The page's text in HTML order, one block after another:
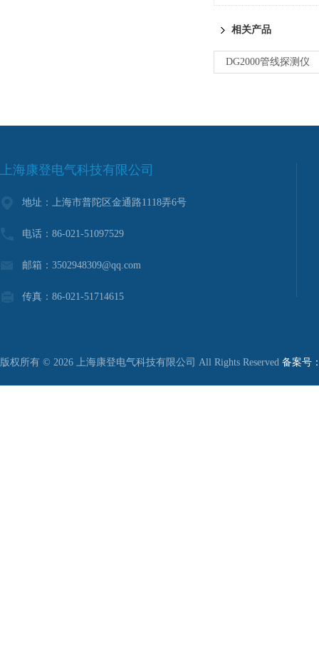
相关产品
DG2000管线探测仪
上海康登电气科技有限公司
地址：上海市普陀区金通路1118弄6号
电话：86-021-51097529
邮箱：3502948309@qq.com
传真：86-021-51714615
版权所有 © 2026 上海康登电气科技有限公司 All Rights Reserved 备案号